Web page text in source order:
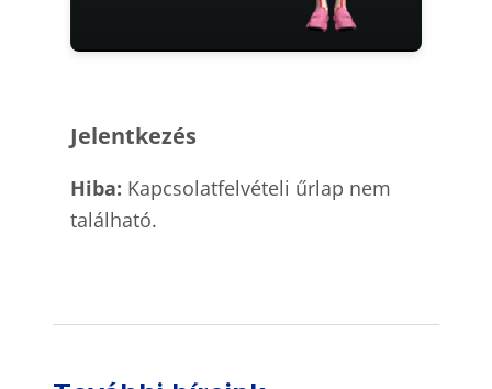
Jelentkezés
Hiba: Kapcsolatfelvételi űrlap nem
található.